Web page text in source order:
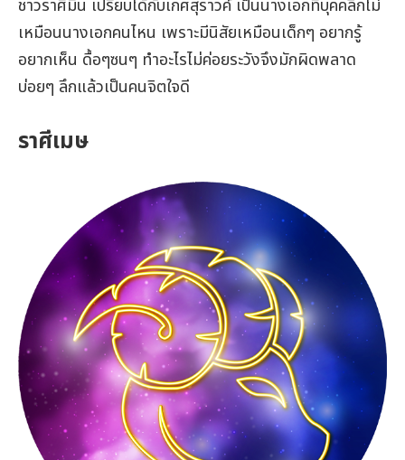
ชาวราศีมีน เปรียบได้กับเกศสุราวค์ เป็นนางเอกที่บุคคลิกไม่
เหมือนนางเอกคนไหน เพราะมีนิสัยเหมือนเด็กๆ อยากรู้
อยากเห็น ดื้อๆซนๆ ทำอะไรไม่ค่อยระวังจึงมักผิดพลาด
บ่อยๆ ลึกแล้วเป็นคนจิตใจดี
ราศีเมษ